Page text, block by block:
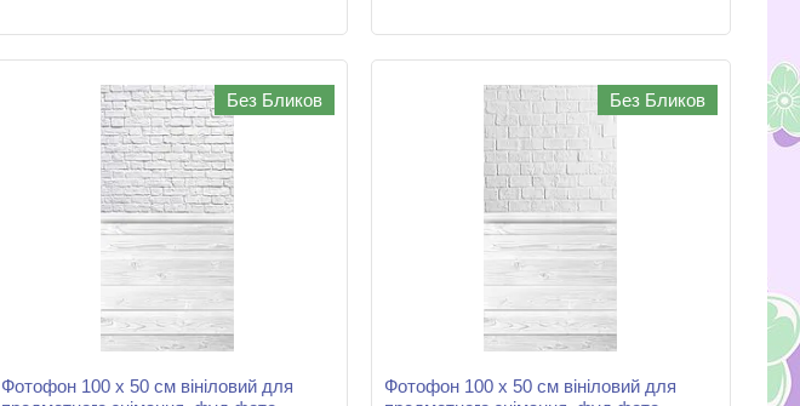
Без Бликов
Фотофон 100 х 50 см вініловий для
Без Бликов
Фотофон 100 х 50 см вініловий для